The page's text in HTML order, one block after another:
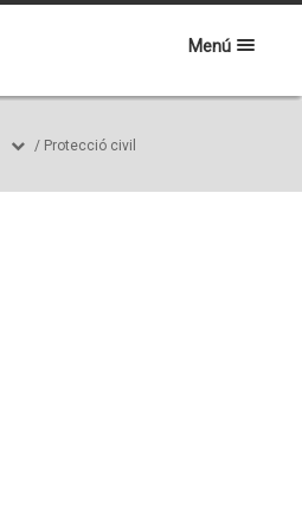
Menú
/ Protecció civil